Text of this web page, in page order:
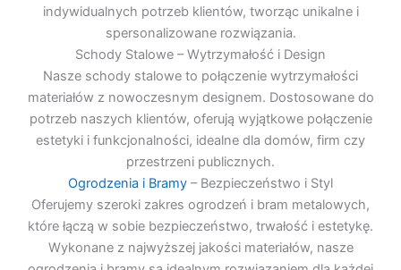
indywidualnych potrzeb klientów, tworząc unikalne i
spersonalizowane rozwiązania.
Schody Stalowe – Wytrzymałość i Design
Nasze schody stalowe to połączenie wytrzymałości
materiałów z nowoczesnym designem. Dostosowane do
potrzeb naszych klientów, oferują wyjątkowe połączenie
estetyki i funkcjonalności, idealne dla domów, firm czy
przestrzeni publicznych.
Ogrodzenia i Bramy – Bezpieczeństwo i Styl
Oferujemy szeroki zakres ogrodzeń i bram metalowych,
które łączą w sobie bezpieczeństwo, trwałość i estetykę.
Wykonane z najwyższej jakości materiałów, nasze